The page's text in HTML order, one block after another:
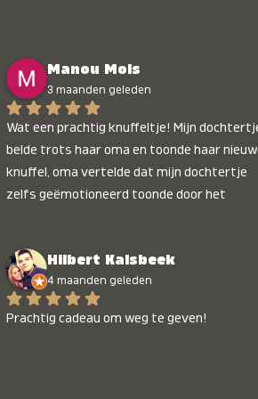
Manou Mols
3 maanden geleden
Wat een prachtig knuffeltje! Mijn
belde trots haar oma en toonde haar
knuffel, oma vertelde dat mijn dochtertje
zelfs geëmotioneerd toonde door het
Hilbert Kalsbeek
4 maanden geleden
Prachtig cadeau om weg te geven!